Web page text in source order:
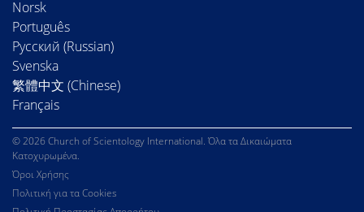
Norsk
Português
Русский (Russian)
Svenska
繁體中文 (Chinese)
Français
© 2026 Church of Scientology International. Όλα τα Δικαιώματα
Κατοχυρωμένα.
Όροι Χρήσης
Πολιτική για τα Cookies